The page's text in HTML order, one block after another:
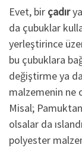
Evet, bir çadır
da çubuklar
yerleştirince
bu çubuklara
değiştirme ya
malzemenin
Misal; Pamuktan
olsalar da
polyester